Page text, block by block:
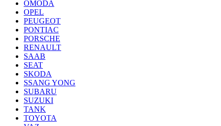
OMODA
OPEL
PEUGEOT
PONTIAC
PORSCHE
RENAULT
SAAB
SEAT
SKODA
SSANG YONG
SUBARU
SUZUKI
TANK
TOYOTA